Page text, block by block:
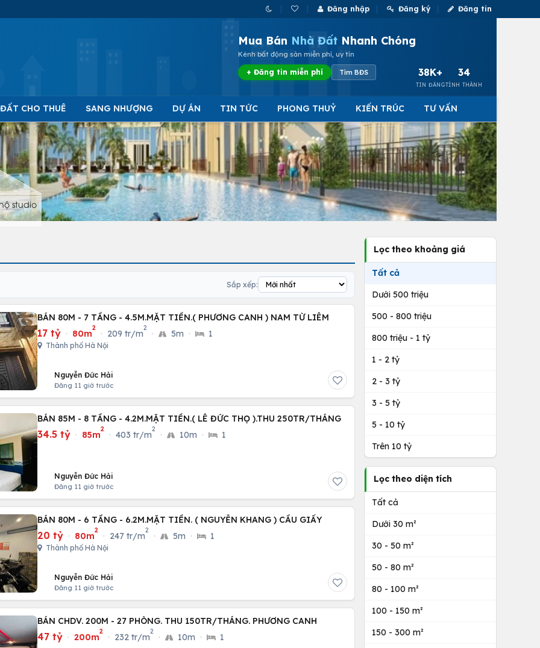
Đăng nhập Đăng ký Đăng tin
Mua Bán Nhà Đất Nhanh Chóng
Kênh bất động sản miễn phí, uy tín
+ Đăng tin miễn phí Tìm BĐS 38K+
TIN ĐĂNG
34
TỈNH THÀNH
CHO THUÊ SANG NHƯỢNG DỰ ÁN TIN TỨC PHONG THUỶ KIẾN TRÚC TƯ VẤN
studio
Sắp xếp:
BÁN 80M - 7 TẦNG - 4.5M.MẶT TIỀN.( PHƯƠNG CANH ) NAM TỪ LIÊM
17 tỷ · 80m
2
· 209 tr/m
2
· 5m · 1
Thành phố Hà Nội
Nguyễn Đức Hải
Đăng 11 giờ trước
BÁN 85M - 8 TẦNG - 4.2M.MẶT TIỀN.( LÊ ĐỨC THỌ ).THU 250TR/THÁNG
34.5 tỷ · 85m
2
· 403 tr/m
2
· 10m · 1
Nguyễn Đức Hải
Đăng 11 giờ trước
BÁN 80M - 6 TẦNG - 6.2M.MẶT TIỀN. ( NGUYỄN KHANG ) CẦU GIẤY
20 tỷ · 80m
2
· 247 tr/m
2
· 5m · 1
Thành phố Hà Nội
Nguyễn Đức Hải
Đăng 11 giờ trước
BÁN CHDV. 200M - 27 PHÒNG. THU 150TR/THÁNG. PHƯƠNG CANH
47 tỷ · 200m
2
· 232 tr/m
2
· 10m · 1
Lọc theo khoảng giá
Tất cả
Dưới 500 triệu
500 - 800 triệu
800 triệu - 1 tỷ
1 - 2 tỷ
2 - 3 tỷ
3 - 5 tỷ
5 - 10 tỷ
Trên 10 tỷ
Lọc theo diện tích
Tất cả
Dưới 30 m²
30 - 50 m²
50 - 80 m²
80 - 100 m²
100 - 150 m²
150 - 300 m²